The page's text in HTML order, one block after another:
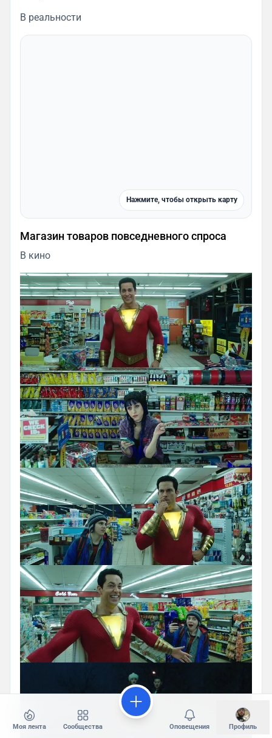
В реальности
Нажмите, чтобы открыть карту
Магазин товаров повседневного спроса
В кино
Моя лента Сообщества Оповещения Профиль